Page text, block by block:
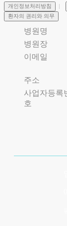
개인정보처리방침
환자의 권리와 의무
병원명
병원장
이메일
주소
사업자등록
호